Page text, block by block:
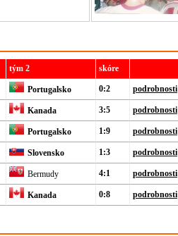
tým 2 skóre
Portugalsko 0:2 podrobnosti
Kanada 3:5 podrobnosti
Portugalsko 1:9 podrobnosti
Slovensko 1:3 podrobnosti
Bermudy 4:1 podrobnosti
Kanada 0:8 podrobnosti